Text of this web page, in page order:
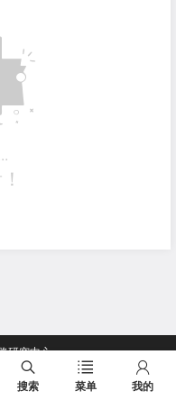
研究中心
秒
搜索 菜单 我的